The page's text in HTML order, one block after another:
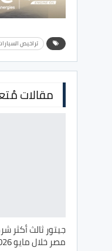
تراخيص
مقالات
جيتور ثالث أكثر
مصر خلال مايو 2026